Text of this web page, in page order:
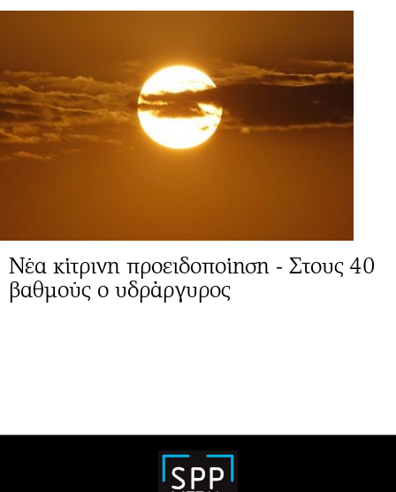
Νέα κίτρινη προειδοποίηση - Στους 40
βαθμούς ο υδράργυρος